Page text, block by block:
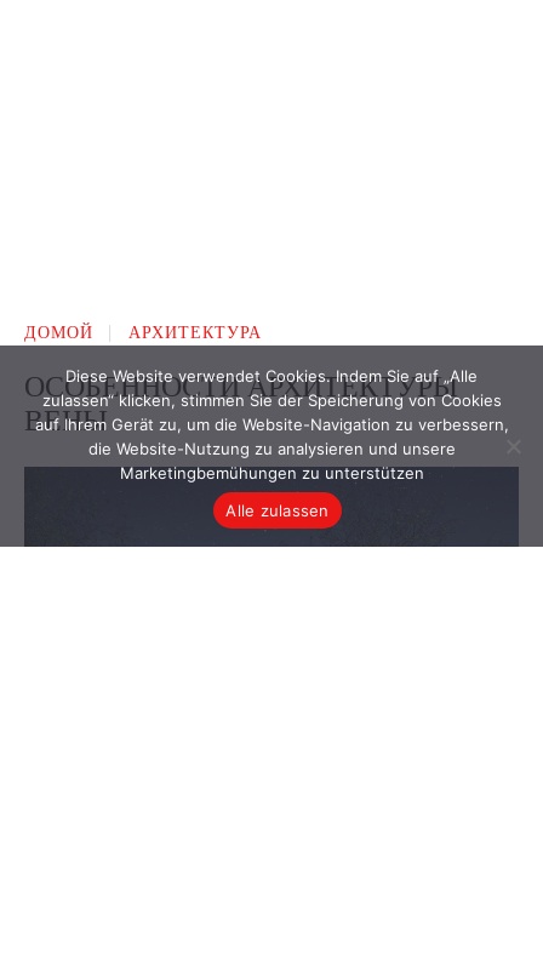
Diese Website verwendet Cookies. Indem Sie auf „Alle
zulassen“ klicken, stimmen Sie der Speicherung von Cookies
auf Ihrem Gerät zu, um die Website-Navigation zu verbessern,
die Website-Nutzung zu analysieren und unsere
Marketingbemühungen zu unterstützen
Alle zulassen